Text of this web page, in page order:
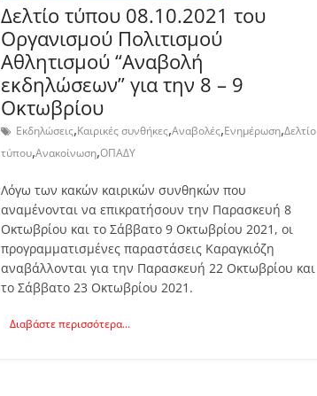
Δελτίο τύπου 08.10.2021 του
Οργανισμού Πολιτισμού
Αθλητισμού “Αναβολή
εκδηλώσεων” για την 8 – 9
Οκτωβρίου
Εκδηλώσεις,Καιρικές συνθήκες,Αναβολές,Ενημέρωση,Δελτίο
τύπου,Ανακοίνωση,ΟΠΑΔΥ
Λόγω των κακών καιρικών συνθηκών που
αναμένονται να επικρατήσουν την Παρασκευή 8
Οκτωβρίου και το Σάββατο 9 Οκτωβρίου 2021, οι
προγραμματισμένες παραστάσεις Καραγκιόζη
αναβάλλονται για την Παρασκευή 22 Οκτωβρίου και
το Σάββατο 23 Οκτωβρίου 2021.
Διαβάστε περισσότερα...